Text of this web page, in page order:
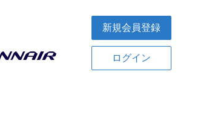
新規会員登録
ログイン